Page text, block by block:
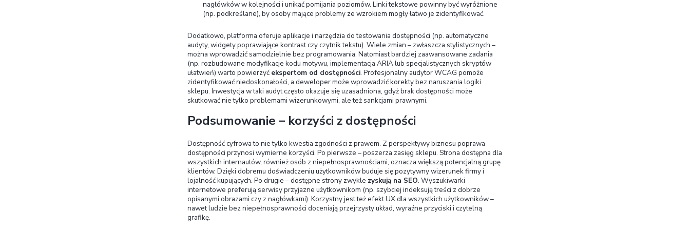
pola), aby użytkownik wiedział, co poprawić. Trzeba unikać „pułapek klawiatury” – każdy krok
powinien być możliwy bez blokowania nawigacji klawiaturą.
Fokus klawiatury:Wszystkie interaktywne elementy (linki, przyciski, pola formularzy) muszą
być dostępne klawiaturą, a ich aktywny stan – wyraźnie zaznaczony wizualnie. Oznacza to
zachowanie czytelnej ramki/fokusu przy poruszaniu się po stronie za pomocą klawisza Tab.
Dzięki temu osoby niekorzystające z myszy widzą, gdzie aktualnie znajdują się w interfejsie.
Teksty alternatywne (alt):Wszystkie obrazy używane na stronie (np. zdjęcia produktów,
odczytywał zawartość grafiki – bez dobrego „altu” obraz jest dla nich niewidoczny. Dodanie
Czytelność i struktura treści:Nagłówki powinny być uporządkowane hierarchicznie (H1, H2,
H3…), by ułatwić orientację w zawartości. Tekst powinien być czytelny (odpowiednia wielkość
liter – min. 16 px, odstępy między wierszami) i jasny język. Linki tekstowe warto wyróżniać np.
podkreśleniem (nie polegać tylko na kolorze).